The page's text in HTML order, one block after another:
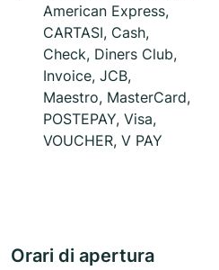
American Express,
CARTASI, Cash,
Check, Diners Club,
Invoice, JCB,
Maestro, MasterCard,
POSTEPAY, Visa,
VOUCHER, V PAY
Orari di apertura